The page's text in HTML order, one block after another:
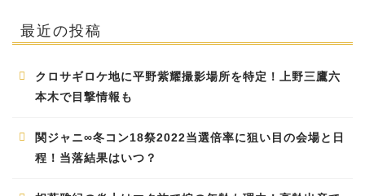
最近の投稿
クロサギロケ地に平野紫耀撮影場所を特定！上野三鷹六
本木で目撃情報も
関ジャニ∞冬コン18祭2022当選倍率に狙い目の会場と日
程！当落結果はいつ？